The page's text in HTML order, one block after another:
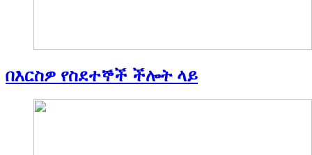
በእርስዎ የስደተኞች ችሎት ላይ